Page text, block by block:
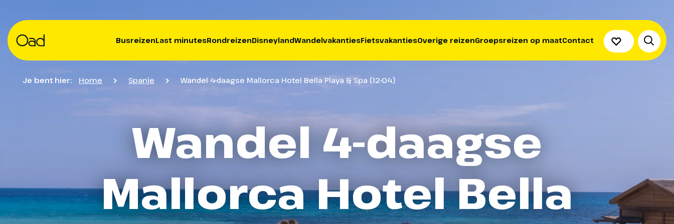
BusreizenLast minutesRondreizenDisneylandWandelvakantiesFietsvakantiesOverige reizenGroepsreizen op maatContact
Je bent hier: Home Spanje Wandel 4-daagse Mallorca Hotel Bella Playa & Spa (12-04)
Wandel 4-daagse
Mallorca Hotel Bella